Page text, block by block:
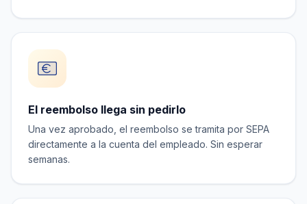
El reembolso llega sin pedirlo
Una vez aprobado, el reembolso se tramita por SEPA
directamente a la cuenta del empleado. Sin esperar
semanas.